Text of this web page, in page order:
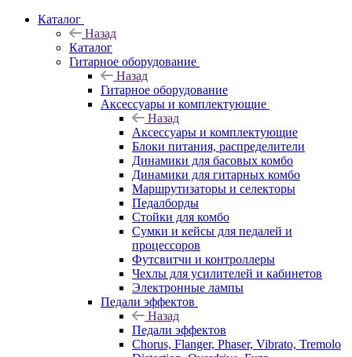
Каталог
Назад
Каталог
Гитарное оборудование
Назад
Гитарное оборудование
Аксессуары и комплектующие
Назад
Аксессуары и комплектующие
Блоки питания, распределители
Динамики для басовых комбо
Динамики для гитарных комбо
Маршрутизаторы и селекторы
Педалборды
Стойки для комбо
Сумки и кейсы для педалей и
процессоров
Футсвитчи и контроллеры
Чехлы для усилителей и кабинетов
Электронные лампы
Педали эффектов
Назад
Педали эффектов
Chorus, Flanger, Phaser, Vibrato, Tremolo